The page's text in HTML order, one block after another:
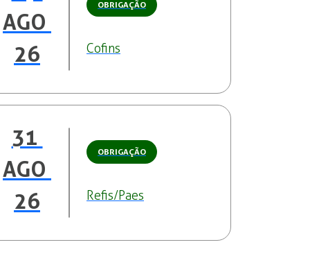
AGO
26
OBRIGAÇÃO
Cofins
31
AGO
26
OBRIGAÇÃO
Refis/Paes